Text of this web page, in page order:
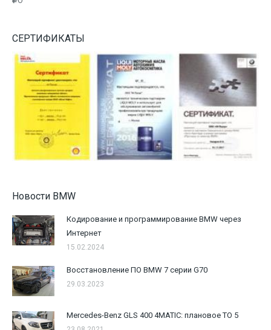
СЕРТИФИКАТЫ
Новости BMW
Кодирование и программирование BMW через
Интернет
15.02.2024
Восстановление ПО BMW 7 серии G70
29.03.2023
Mercedes-Benz GLS 400 4MATIC: плановое ТО 5